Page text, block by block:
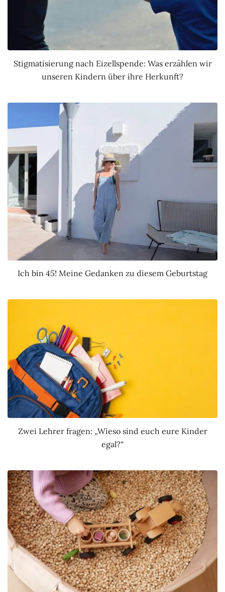
Stigmatisierung nach Eizellspende: Was erzählen wir
unseren Kindern über ihre Herkunft?
Ich bin 45! Meine Gedanken zu diesem Geburtstag
Zwei Lehrer fragen: „Wieso sind euch eure Kinder
egal?“